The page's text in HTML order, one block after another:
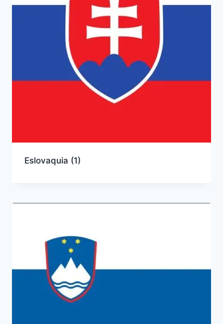
Eslovaquia (1)